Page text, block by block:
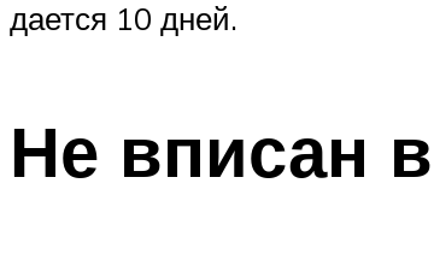
дается 10 дней.
Не вписан